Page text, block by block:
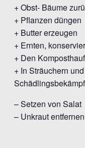
+ Obst- Bäume
+ Pflanzen düngen
+ Butter erzeugen
+ Ernten,
+ Den
+ In Sträuchern
– Setzen von Salat
– Unkraut